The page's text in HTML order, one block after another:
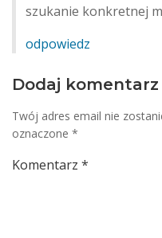
szukanie konkretnej
odpowiedz
Dodaj komentarz
Twój adres email nie
oznaczone *
Komentarz *